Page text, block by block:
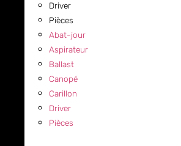
Driver
Pièces
Abat-jour
Aspirateur
Ballast
Canopé
Carillon
Driver
Pièces